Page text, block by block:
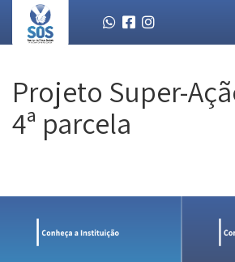
Projeto Super-
4ª parcela